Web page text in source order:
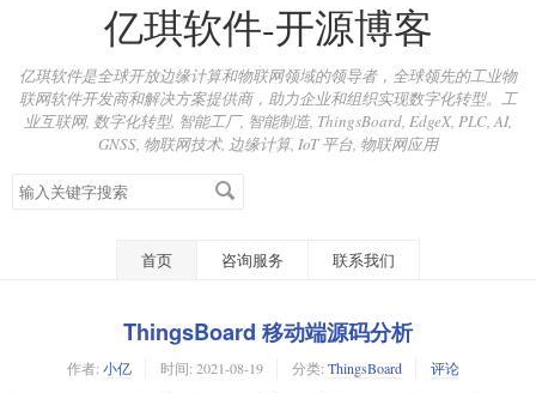
亿琪软件-开源博客
亿琪软件是全球开放边缘计算和物联网领域的领导者，全球领先的工业物
联网软件开发商和解决方案提供商，助力企业和组织实现数字化转型。工
业互联网, 数字化转型, 智能工厂, 智能制造, ThingsBoard, EdgeX, PLC, AI,
GNSS, 物联网技术, 边缘计算, IoT 平台, 物联网应用
搜
索
首页 咨询服务 联系我们
ThingsBoard 移动端源码分析
作者: 小亿 时间: 2021-08-19 分类: ThingsBoard 评论